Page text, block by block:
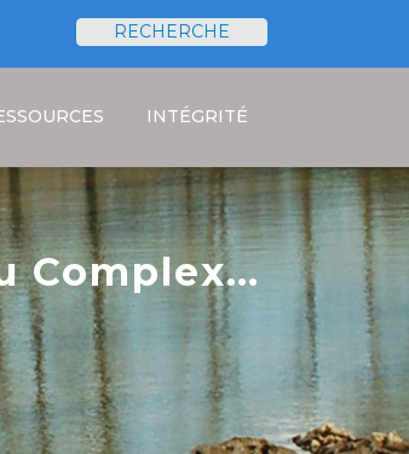
RECHERCHE
INTÉGRITÉ
Complexe